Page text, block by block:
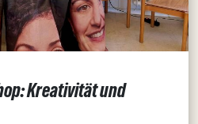
Kreativität und